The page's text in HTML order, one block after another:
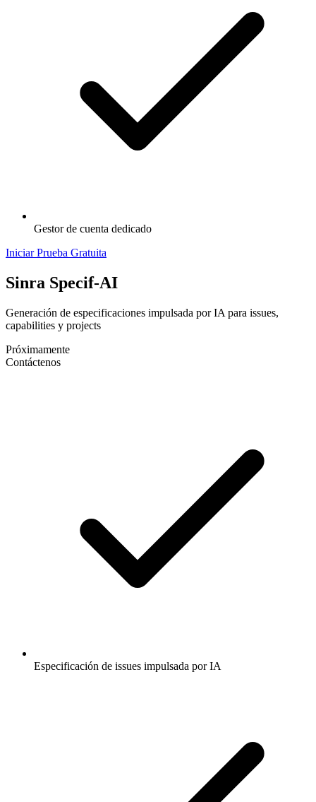
Gestor de cuenta dedicado
Iniciar Prueba Gratuita
Sinra Specif-AI
Generación de especificaciones impulsada por IA para issues,
capabilities y projects
Próximamente
Contáctenos
Especificación de issues impulsada por IA